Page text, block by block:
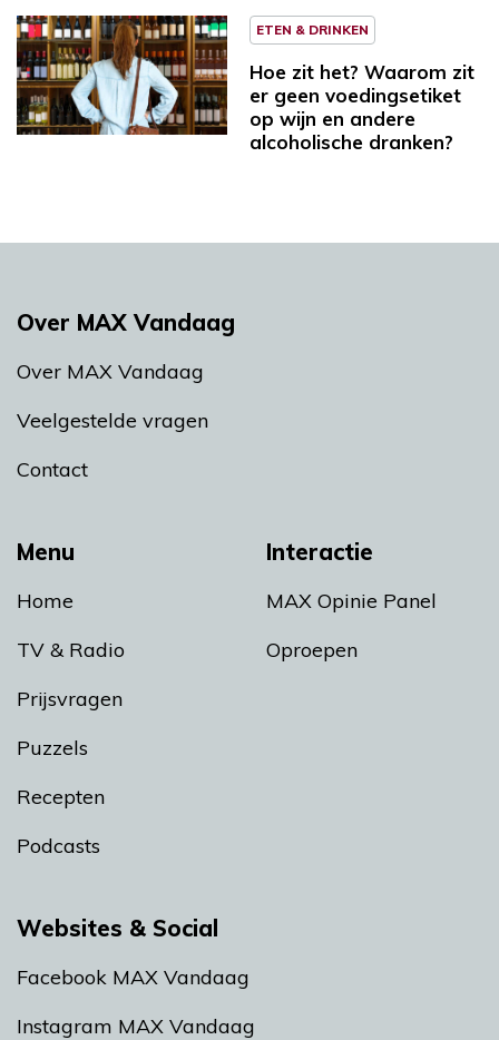
ETEN & DRINKEN
Hoe zit het? Waarom zit
er geen voedingsetiket
op wijn en andere
alcoholische dranken?
Menu
Home
TV & Radio
Prijsvragen
Puzzels
Recepten
Podcasts
Interactie
MAX Opinie Panel
Oproepen
Over MAX Vandaag
Over MAX Vandaag
Veelgestelde vragen
Contact
Websites & Social
Facebook MAX Vandaag
Instagram MAX Vandaag